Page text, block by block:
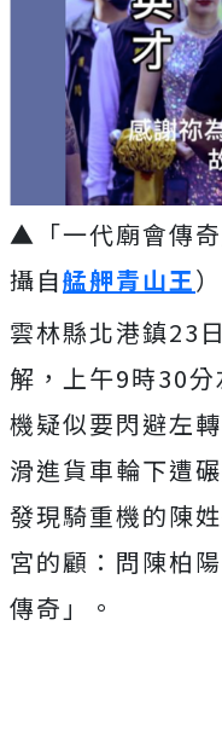
▲「一代廟會傳
攝自艋舺青山王）
雲林縣北港鎮23
解，上午9時30
機疑似要閃避左
滑進貨車輪下遭
發現騎重機的陳
宮的顧：問陳柏
傳奇」。